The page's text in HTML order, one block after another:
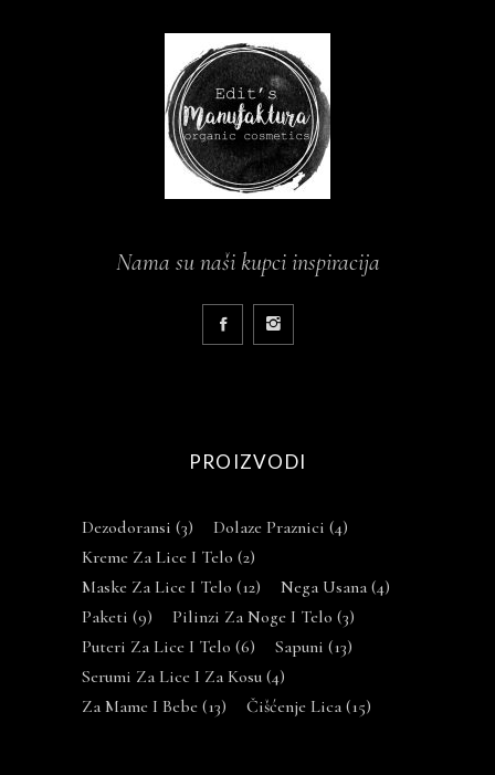
Nama su naši kupci inspiracija
PROIZVODI
Dezodoransi (3) Dolaze Praznici (4)
Kreme Za Lice I Telo (2)
Maske Za Lice I Telo (12) Nega Usana (4)
Paketi (9) Pilinzi Za Noge I Telo (3)
Puteri Za Lice I Telo (6) Sapuni (13)
Serumi Za Lice I Za Kosu (4)
Za Mame I Bebe (13) Čišćenje Lica (15)